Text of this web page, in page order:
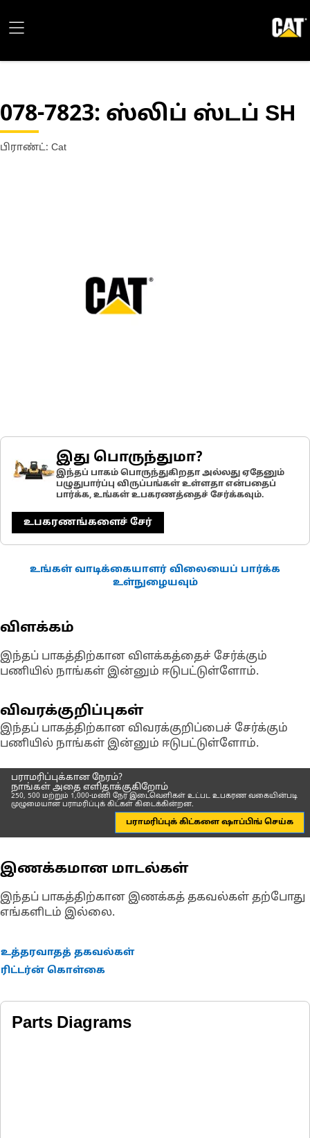
078-7823: ஸ்லிப் ஸ்டப் SH
பிராண்ட்: Cat
இது பொருந்துமா?
இந்தப் பாகம் பொருந்துகிறதா அல்லது ஏதேனும்
பழுதுபார்ப்பு விருப்பங்கள் உள்ளதா என்பதைப்
பார்க்க, உங்கள் உபகரணத்தைச் சேர்க்கவும்.
உபகரணங்களைச் சேர்
உங்கள் வாடிக்கையாளர் விலையைப் பார்க்க
உள்நுழையவும்
விளக்கம்
இந்தப் பாகத்திற்கான விளக்கத்தைச் சேர்க்கும்
பணியில் நாங்கள் இன்னும் ஈடுபட்டுள்ளோம்.
விவரக்குறிப்புகள்
இந்தப் பாகத்திற்கான விவரக்குறிப்பைச் சேர்க்கும்
பணியில் நாங்கள் இன்னும் ஈடுபட்டுள்ளோம்.
பராமரிப்புக்கான நேரம்?
நாங்கள் அதை எளிதாக்குகிறோம்
250, 500 மற்றும் 1,000-மணி நேர இடைவெளிகள் உட்பட உபகரண வகையின்படி
முழுமையான பராமரிப்புக் கிட்கள் கிடைக்கின்றன.
பராமரிப்புக் கிட்களை ஷாப்பிங் செய்க
இணக்கமான மாடல்கள்
இந்தப் பாகத்திற்கான இணக்கத் தகவல்கள் தற்போது
எங்களிடம் இல்லை.
உத்தரவாதத் தகவல்கள்
ரிட்டர்ன் கொள்கை
Parts Diagrams